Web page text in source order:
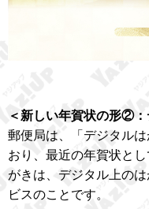
＜新しい年賀状の形②：
郵便局は、「デジタル
おり、最近の年賀状と
がきは、デジタル上の
ビスのことです。